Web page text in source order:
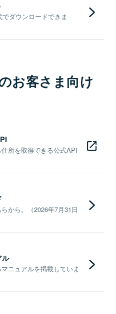
ダウンロードできま
お客さま向け
所を取得できる公式API
から。（2026年7月31日
ル
ニュアルを掲載していま